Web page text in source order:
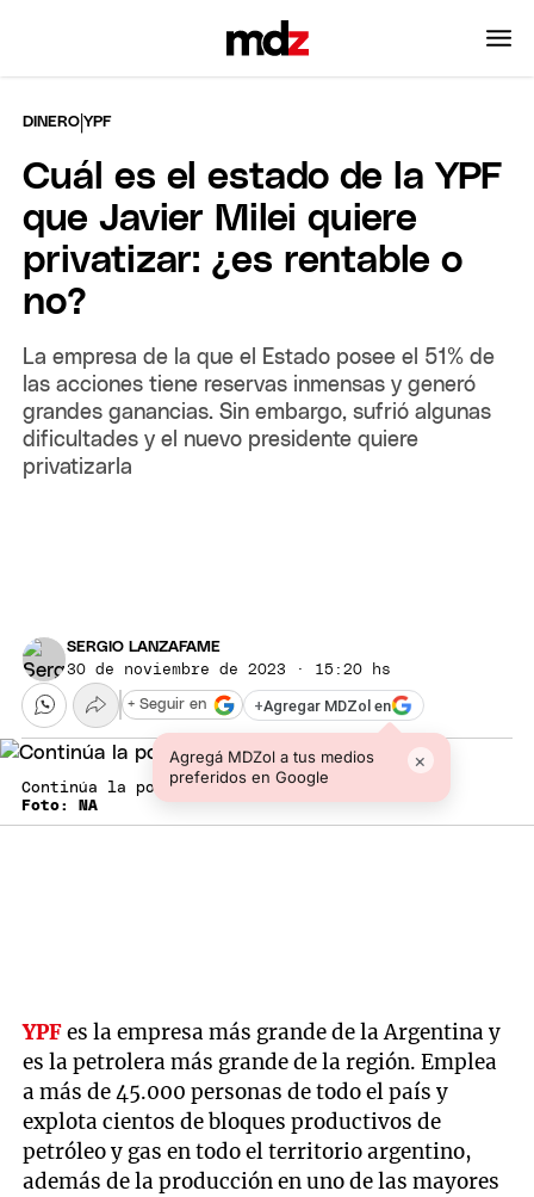
DINERO |YPF
Cuál es el estado de la YPF
que Javier Milei quiere
privatizar: ¿es rentable o
no?
La empresa de la que el Estado posee el 51% de
las acciones tiene reservas inmensas y generó
grandes ganancias. Sin embargo, sufrió algunas
dificultades y el nuevo presidente quiere
privatizarla
SERGIO LANZAFAME
30 de noviembre de 2023 · 15:20 hs
+Agregar MDZol en
Agregá MDZol a tus medios
preferidos en Google
×
+ Seguir en
Continúa la polémica por el caso YPF
Foto: NA
YPFes la empresa más grande de la Argentina y
es la petrolera más grande de la región. Emplea
a más de 45.000 personas de todo el país y
explota cientos de bloques productivos de
petróleo y gas en todo el territorio argentino,
además de la producción en uno de las mayores